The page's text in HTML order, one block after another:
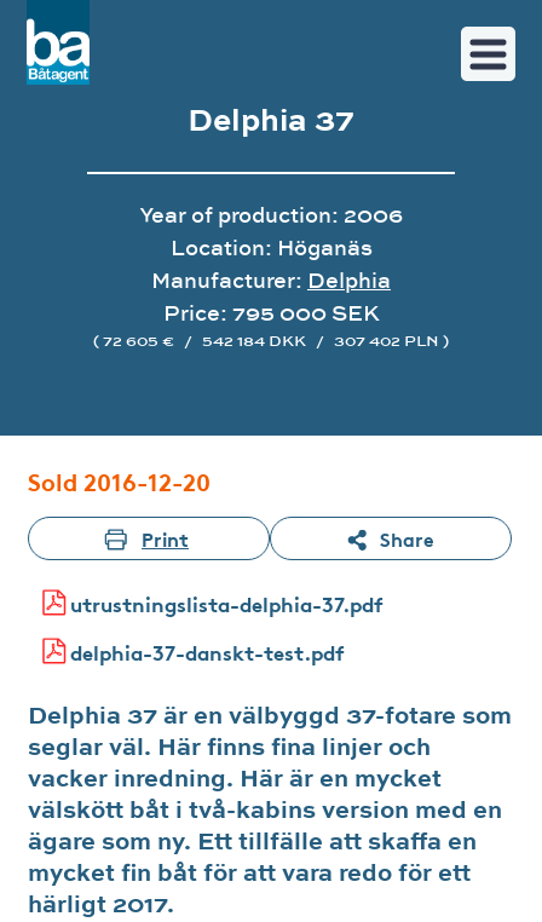
Delphia 37
Year of production: 2006
Location: Höganäs
Manufacturer: Delphia
Price: 795 000 SEK
( 72 605 € / 542 184 DKK / 307 402 PLN )
Sold 2016-12-20
Print Share
utrustningslista-delphia-37.pdf
delphia-37-danskt-test.pdf
Delphia 37 är en välbyggd 37-fotare som
seglar väl. Här finns fina linjer och
vacker inredning. Här är en mycket
välskött båt i två-kabins version med en
ägare som ny. Ett tillfälle att skaffa en
mycket fin båt för att vara redo för ett
härligt 2017.